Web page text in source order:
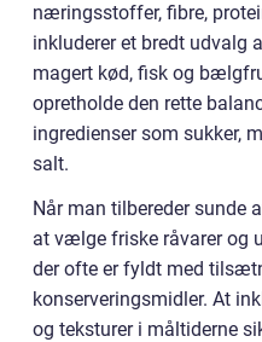
næringsstoffer, fibre,
inkluderer et bredt udvalg
magert kød, fisk og
opretholde den rette
ingredienser som sukker,
salt.
Når man tilbereder sunde
at vælge friske råvarer og
der ofte er fyldt med
konserveringsmidler. At
og teksturer i måltiderne